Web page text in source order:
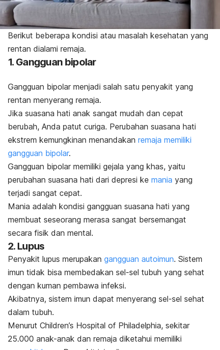
Berikut beberapa kondisi atau masalah kesehatan yang
rentan dialami remaja.
1. Gangguan bipolar
Gangguan bipolar menjadi salah satu penyakit yang
rentan menyerang remaja.
Jika suasana hati anak sangat mudah dan cepat
berubah, Anda patut curiga. Perubahan suasana hati
ekstrem kemungkinan menandakan remaja memiliki
gangguan bipolar.
Gangguan bipolar memiliki gejala yang khas, yaitu
perubahan suasana hati dari depresi ke mania yang
terjadi sangat cepat.
Mania adalah kondisi gangguan suasana hati yang
membuat seseorang merasa sangat bersemangat
secara fisik dan mental.
2. Lupus
Penyakit lupus merupakan gangguan autoimun. Sistem
imun tidak bisa membedakan sel-sel tubuh yang sehat
dengan kuman pembawa infeksi.
Akibatnya, sistem imun dapat menyerang sel-sel sehat
dalam tubuh.
Menurut Children’s Hospital of Philadelphia, sekitar
25.000 anak-anak dan remaja diketahui memiliki